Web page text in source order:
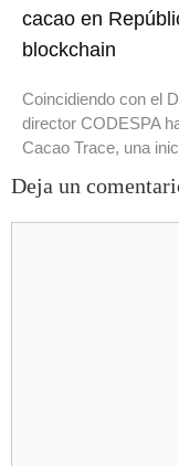
cacao en
blockchain
Coincidiendo con el
director CODESPA
Cacao Trace, una
Deja un